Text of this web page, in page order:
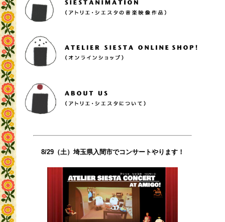
8/29（土）埼玉県入間市でコンサートやります！